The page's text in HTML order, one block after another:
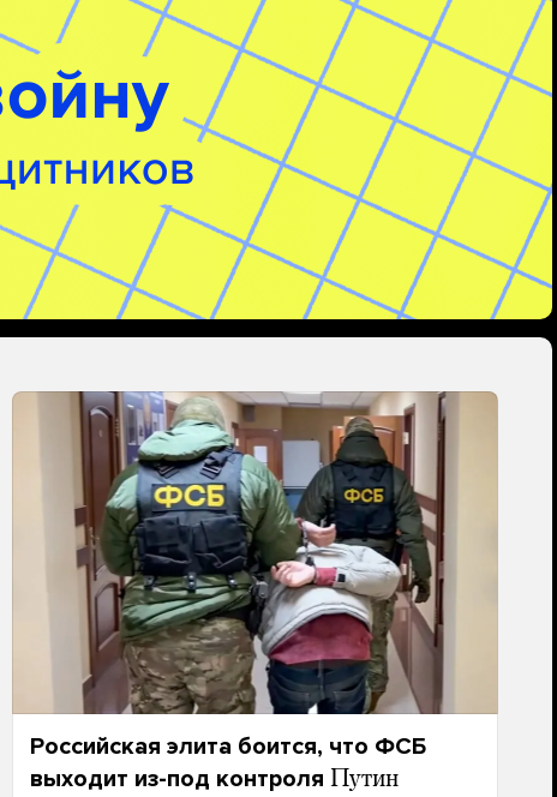
Российская элита боится, что ФСБ
выходит из-под контроля Путин